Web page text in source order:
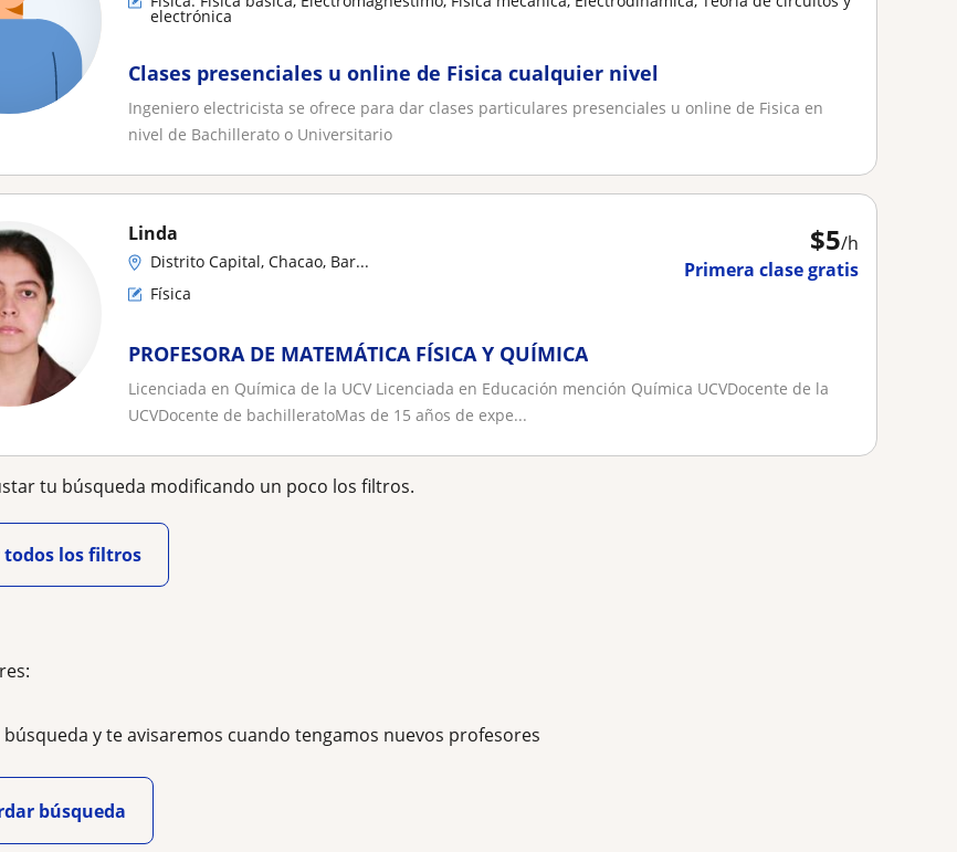
electrónica
Clases presenciales u online de Fisica cualquier nivel
Ingeniero electricista se ofrece para dar clases particulares presenciales u online de Fisica en
nivel de Bachillerato o Universitario
$5/h
Primera clase gratis
Linda
Distrito Capital, Chacao, Bar...
Física
PROFESORA DE MATEMÁTICA FÍSICA Y QUÍMICA
Licenciada en Química de la UCV Licenciada en Educación mención Química UCVDocente de la
UCVDocente de bachilleratoMas de 15 años de expe...
tu búsqueda modificando un poco los filtros.
los filtros
búsqueda y te avisaremos cuando tengamos nuevos profesores
búsqueda